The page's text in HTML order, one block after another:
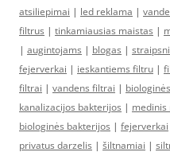
atsiliepimai | led reklama |
filtrus | tinkamiausias maistas |
| augintojams | blogas |
fejerverkai | ieskantiems filtru |
filtrai | vandens filtrai |
kanalizacijos bakterijos | medinis
biologinės bakterijos | fejerverkai
privatus darzelis | šiltnamiai |